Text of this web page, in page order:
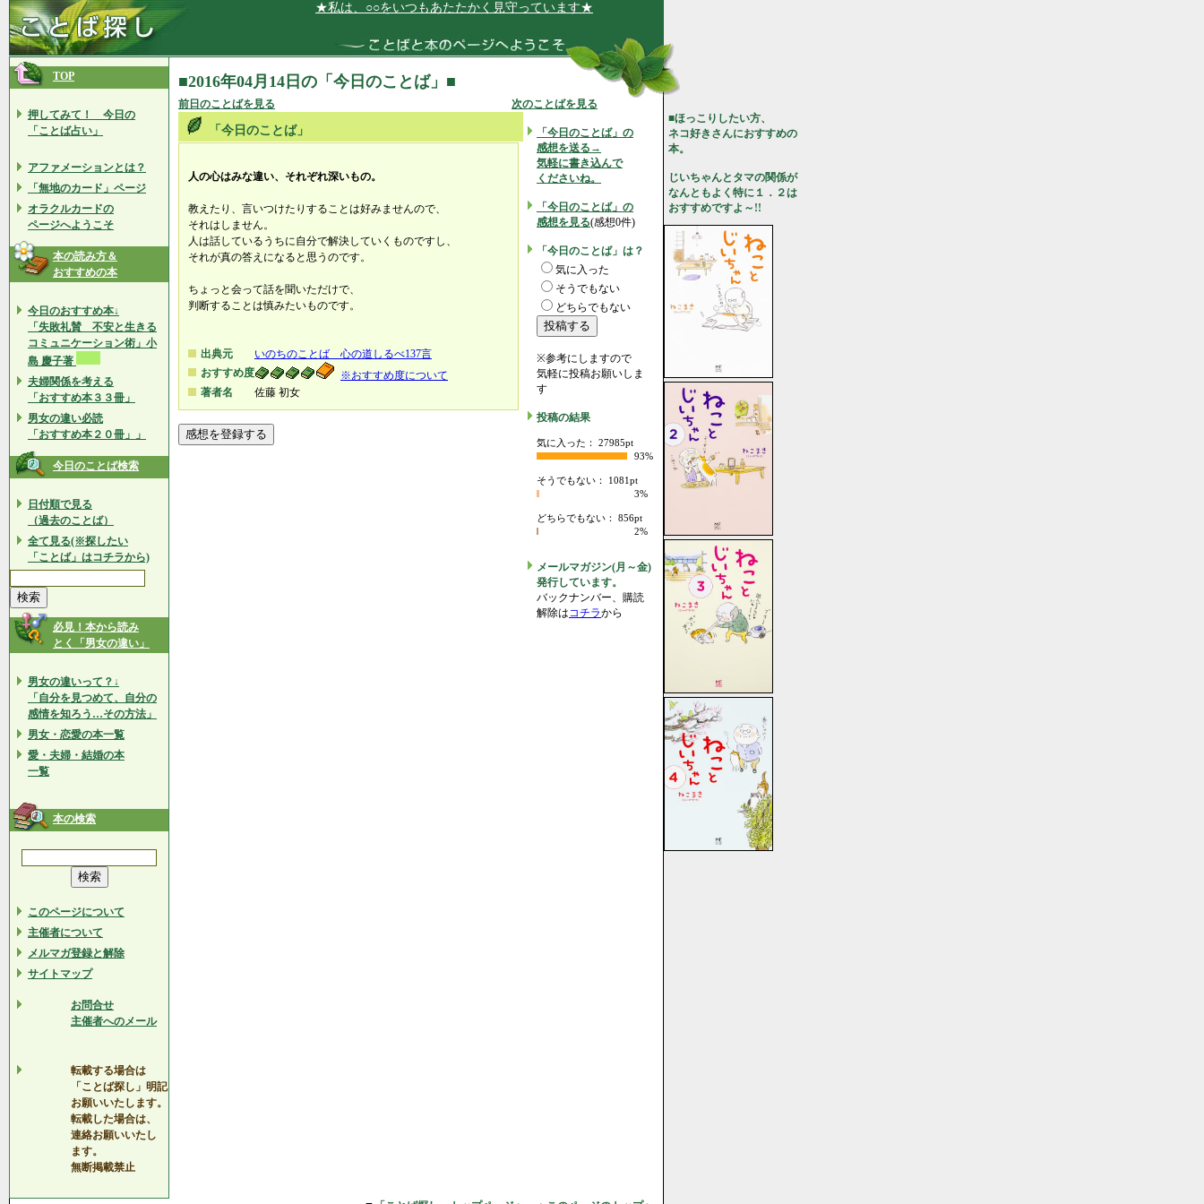
★私は、○○をいつもあたたかく見守っています★
TOP
押してみて！ 今日の
「ことば占い」
アファメーションとは？
「無地のカード」ページ
オラクルカードの
ページへようこそ
本の読み方＆
おすすめの本
今日のおすすめ本↓
「失敗礼賛 不安と生きる
コミュニケーション術」小
島 慶子著
夫婦関係を考える
「おすすめ本３３冊」
男女の違い必読
「おすすめ本２０冊」」
今日のことば検索
日付順で見る
（過去のことば）
全て見る(※探したい
「ことば」はコチラから)
必見！本から読み
とく「男女の違い」
男女の違いって？↓
「自分を見つめて、自分の
感情を知ろう…その方法」
男女・恋愛の本一覧
愛・夫婦・結婚の本
一覧
本の検索
このページについて
主催者について
メルマガ登録と解除
サイトマップ
お問合せ
主催者へのメール
転載する場合は
「ことば探し」明記
お願いいたします。
転載した場合は、
連絡お願いいたし
ます。
無断掲載禁止
■2016年04月14日の「今日のことば」■
前日のことばを見る 次のことばを見る
「今日のことば」
人の心はみな違い、それぞれ深いもの。
教えたり、言いつけたりすることは好みませんので、
それはしません。
人は話しているうちに自分で解決していくものですし、
それが真の答えになると思うのです。
ちょっと会って話を聞いただけで、
判断することは慎みたいものです。
出典元
いのちのことば 心の道しるべ137言
おすすめ度
※おすすめ度について
著者名
佐藤 初女
「今日のことば」の
感想を送る→
気軽に書き込んで
くださいね。
「今日のことば」の
感想を見る(感想0件)
「今日のことば」は？
気に入った
そうでもない
どちらでもない
※参考にしますので
気軽に投稿お願いしま
す
投稿の結果
気に入った： 27985pt
93%
そうでもない： 1081pt
3%
どちらでもない： 856pt
2%
メールマガジン(月～金)
発行しています。
バックナンバー、購読
解除はコチラから
■ほっこりしたい方、
ネコ好きさんにおすすめの
本。
じいちゃんとタマの関係が
なんともよく特に１．２は
おすすめですよ～!!